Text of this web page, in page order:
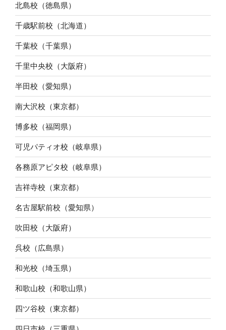
北島校（徳島県）
千歳駅前校（北海道）
千葉校（千葉県）
千里中央校（大阪府）
半田校（愛知県）
南大沢校（東京都）
博多校（福岡県）
可児パティオ校（岐阜県）
各務原アピタ校（岐阜県）
吉祥寺校（東京都）
名古屋駅前校（愛知県）
吹田校（大阪府）
呉校（広島県）
和光校（埼玉県）
和歌山校（和歌山県）
四ツ谷校（東京都）